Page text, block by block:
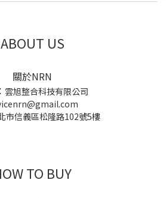
ABOUT US
關於NRN
雲旭整合科技有限公司
市信義區松隆路102號5樓
TO BUY